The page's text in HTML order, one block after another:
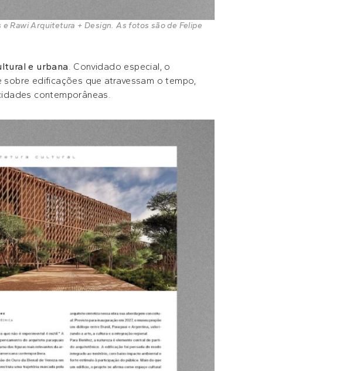
Rawi Arquitetura + Design. As fotos são de Felipe
e urbana. Convidado especial, o
edificações que atravessam o tempo,
contemporâneas.